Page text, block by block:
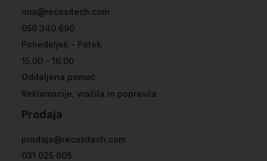
rma@recositech.com
059 340 690
Ponedeljek - Petek
15.00 - 16.00
Oddaljena pomoč
Reklamacije, vračila in popravila
Prodaja
prodaja@recositech.com
031 025 605